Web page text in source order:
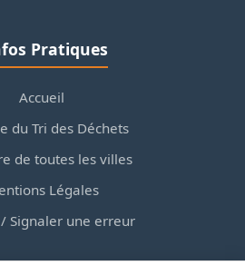
Pratiques
Accueil
du Tri des Déchets
de toutes les villes
Légales
Signaler une erreur